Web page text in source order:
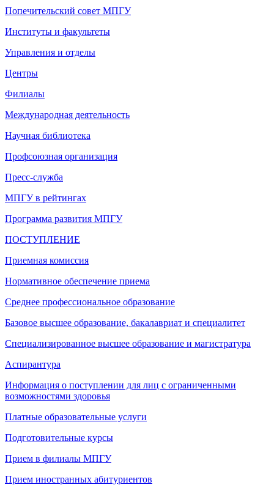
Попечительский совет МПГУ
Институты и факультеты
Управления и отделы
Центры
Филиалы
Международная деятельность
Научная библиотека
Профсоюзная организация
Пресс-служба
МПГУ в рейтингах
Программа развития МПГУ
ПОСТУПЛЕНИЕ
Приемная комиссия
Нормативное обеспечение приема
Среднее профессиональное образование
Базовое высшее образование, бакалавриат и специалитет
Специализированное высшее образование и магистратура
Аспирантура
Информация о поступлении для лиц с ограниченными
возможностями здоровья
Платные образовательные услуги
Подготовительные курсы
Прием в филиалы МПГУ
Прием иностранных абитуриентов